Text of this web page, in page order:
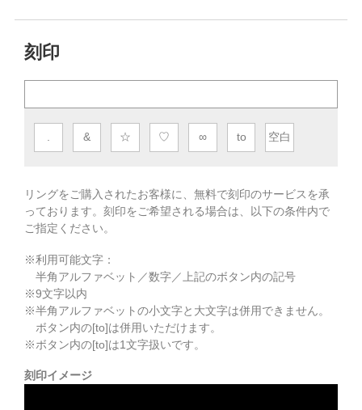
刻印
. & ☆ ♡ ∞ to 空白
リングをご購入されたお客様に、無料で刻印のサービスを承
っております。 刻印をご希望される場合は、以下の条件内で
ご指定ください。
※利用可能文字：
半角アルファベット／数字／上記のボタン内の記号
※9文字以内
※半角アルファベットの小文字と大文字は併用できません。
ボタン内の[to]は併用いただけます。
※ボタン内の[to]は1文字扱いです。
刻印イメージ